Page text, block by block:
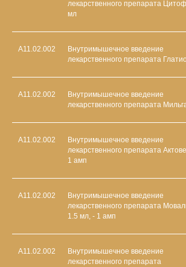
лекарственного препарата
мл
А11.02.002
Внутримышечное введение
лекарственного препарата
А11.02.002
Внутримышечное введение
лекарственного препарата
А11.02.002
Внутримышечное введение
лекарственного препарата
1 амп
А11.02.002
Внутримышечное введение
лекарственного препарата
1.5 мл, - 1 амп
А11.02.002
Внутримышечное введение
лекарственного препарата